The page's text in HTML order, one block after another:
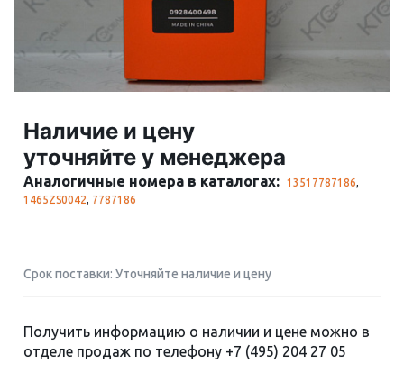
Наличие и цену
уточняйте у менеджера
Аналогичные номера в каталогах: 13517787186,
1465ZS0042, 7787186
Срок поставки: Уточняйте наличие и цену
Получить информацию о наличии и цене можно в
отделе продаж по телефону +7 (495) 204 27 05